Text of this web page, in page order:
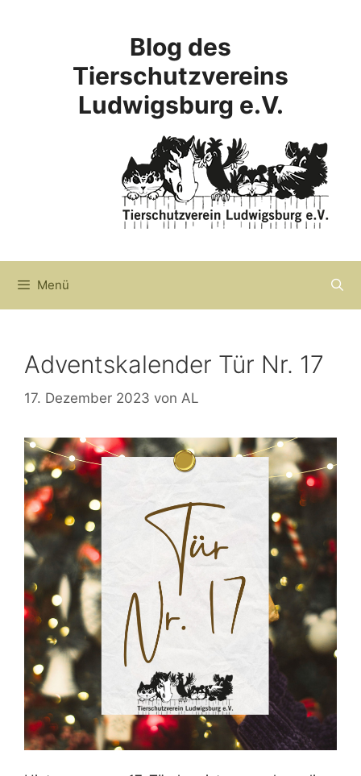
Blog des
Tierschutzvereins
Ludwigsburg e.V.
Menü
Adventskalender Tür Nr. 17
17. Dezember 2023 von AL